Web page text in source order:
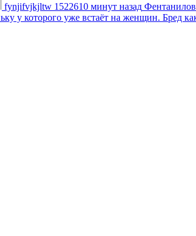
fynjifvjkjltw 1522610 минут назад
у которого уже встаёт на женщин. Бред